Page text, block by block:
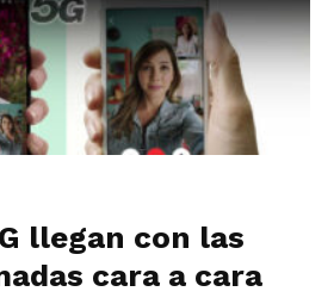
llegan con las
cara a cara